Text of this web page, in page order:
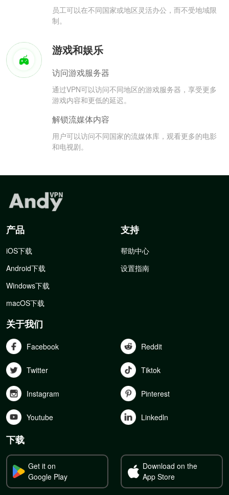
员工可以在不同国家或地区灵活办公，而不受地域限
制。
游戏和娱乐
访问游戏服务器
通过VPN可以访问不同地区的游戏服务器，享受更多
游戏内容和更低的延迟。
解锁流媒体内容
用户可以访问不同国家的流媒体库，观看更多的电影
和电视剧。
产品
iOS下载
Android下载
Windows下载
macOS下载
支持
帮助中心
设置指南
关于我们
Facebook Reddit
Twitter Tiktok
Instagram Pinterest
Youtube Linkedln
下载
Get it on
Google Play
Download on the
App Store